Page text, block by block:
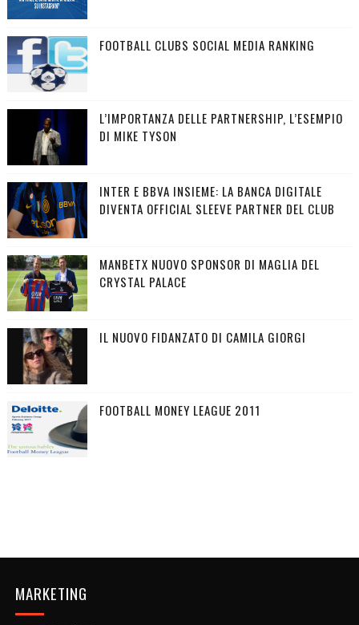
FOOTBALL CLUBS SOCIAL MEDIA RANKING
L’IMPORTANZA DELLE PARTNERSHIP, L’ESEMPIO
DI MIKE TYSON
INTER E BBVA INSIEME: LA BANCA DIGITALE
DIVENTA OFFICIAL SLEEVE PARTNER DEL CLUB
MANBETX NUOVO SPONSOR DI MAGLIA DEL
CRYSTAL PALACE
IL NUOVO FIDANZATO DI CAMILA GIORGI
FOOTBALL MONEY LEAGUE 2011
MARKETING